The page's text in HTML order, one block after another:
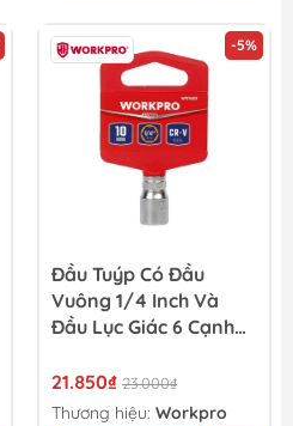
-5%
Đầu Tuýp Có Đầu
Vuông 1/4 Inch Và
Đầu Lục Giác 6 Cạnh
WP274009
21.850₫ 23.000₫
Thương hiệu: Workpro